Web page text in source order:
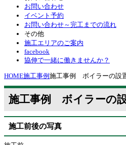
お問い合わせ
イベント予約
お問い合わせ～完工までの流れ
その他
施工エリアのご案内
facebook
協伸で一緒に働きませんか？
HOME施工事例 施工事例 ボイラーの設
施工事例 ボイラーの
施工前後の写真